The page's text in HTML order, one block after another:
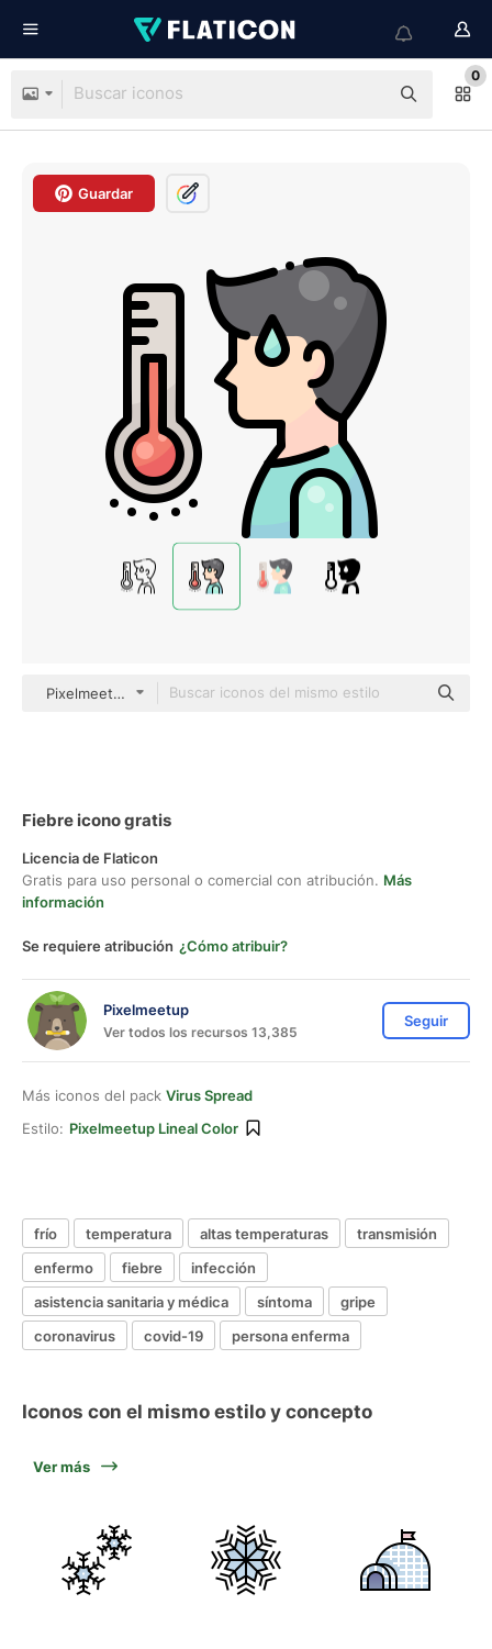
0
Guardar
Pixelmeetup Lineal Color
Fiebre icono gratis
Licencia de Flaticon
Gratis para uso personal o comercial con atribución. Más
información
Se requiere atribución ¿Cómo atribuir?
Pixelmeetup
Ver todos los recursos 13,385
Seguir
Más iconos del pack Virus Spread
Estilo: Pixelmeetup Lineal Color
frío temperatura altas temperaturas
transmisión
enfermo
fiebre
infección
asistencia sanitaria y médica
síntoma
gripe
coronavirus
covid-19 persona enferma
Iconos con el mismo estilo y concepto
Ver más